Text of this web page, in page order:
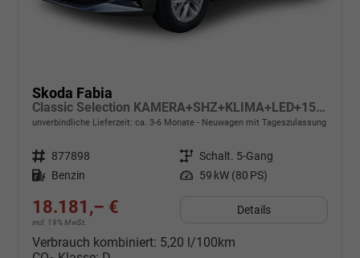
Skoda Fabia
Classic Selection KAMERA+SHZ+KLIMA+LED+15" LM+SMARTLINK
unverbindliche Lieferzeit: ca. 3-6 Monate Neuwagen mit Tageszulassung
Fahrzeugnr. 877898 Getriebe Schalt. 5-Gang
Kraftstoff Benzin Leistung 59 kW (80 PS)
18.181,– €
incl. 19% MwSt.
Details
Verbrauch kombiniert: 5,20 l/100km